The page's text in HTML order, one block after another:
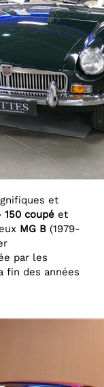
et
150 coupé et
MG B (1979-
par les
fin des années